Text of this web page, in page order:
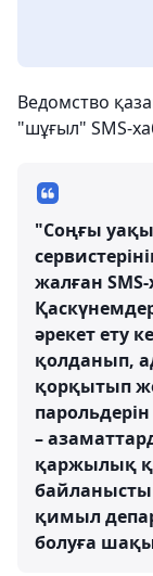
Ведомство
"шұғыл" SMS-
"Соңғы
жалған
әрекет ету
қолданып,
қорқытып
–
қаржылық
қимыл
болуға